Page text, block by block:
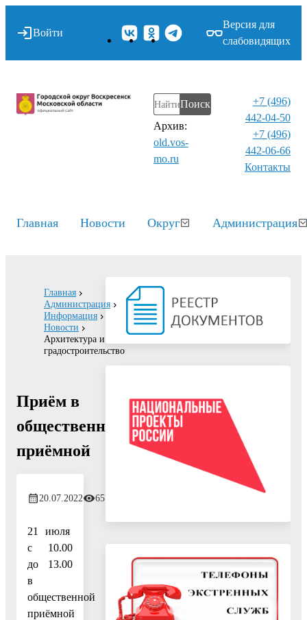
Войти
Версия для
слабовидящих
Поиск
Архив:
old.vos-
mo.ru
+7 (496)
442-04-50
+7 (496)
442-06-66
Контакты⁠
Главная Новости Округ Администрация
Главная
Администрация
Информация
Новости
Архитектура и
градостроительство
Приём в
общественной
приёмной
20.07.2022 657
21 июля
с 10.00
до 13.00
в
общественной
приёмной